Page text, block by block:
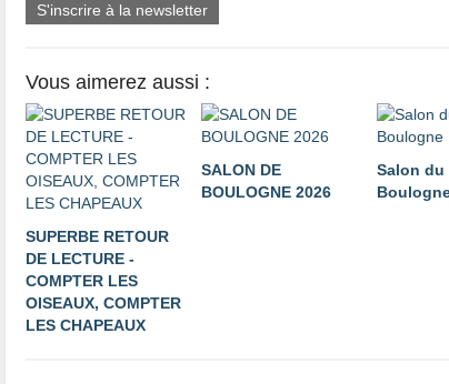
S'inscrire à la newsletter
Vous aimerez aussi :
SUPERBE RETOUR
DE LECTURE -
COMPTER LES
OISEAUX, COMPTER
LES CHAPEAUX
SALON DE
BOULOGNE 2026
Salon du